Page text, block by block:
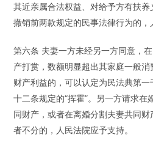
其近亲属合法权益、对给予方有扶
撤销前两款规定的民事法律行为的，
第六条 夫妻一方未经另一方同意，
产打赏，数额明显超出其家庭一般
财产利益的，可以认定为民法典第
十二条规定的“挥霍”。另一方请求
同财产，或者在离婚分割夫妻共同
者不分的，人民法院应予支持。